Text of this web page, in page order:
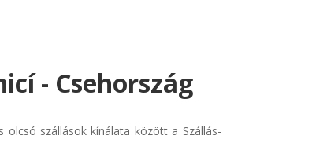
- Csehország
olcsó szállások kínálata között a Szállás-